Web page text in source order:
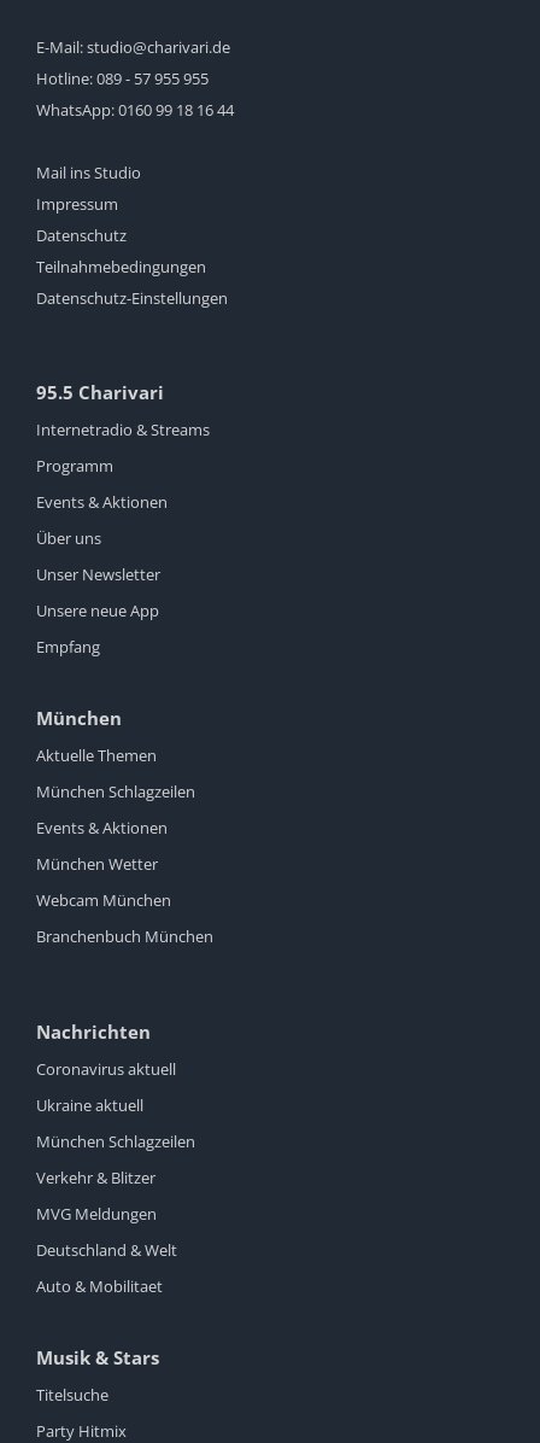
E-Mail:studio@charivari.de
Hotline:089 - 57 955 955
WhatsApp:0160 99 18 16 44
Mail ins Studio
Impressum
Datenschutz
Teilnahmebedingungen
Datenschutz-Einstellungen
95.5 Charivari
Internetradio & Streams
Programm
Events & Aktionen
Über uns
Unser Newsletter
Unsere neue App
Empfang
München
Aktuelle Themen
München Schlagzeilen
Events & Aktionen
München Wetter
Webcam München
Branchenbuch München
Nachrichten
Coronavirus aktuell
Ukraine aktuell
München Schlagzeilen
Verkehr & Blitzer
MVG Meldungen
Deutschland & Welt
Auto & Mobilitaet
Musik & Stars
Titelsuche
Party Hitmix